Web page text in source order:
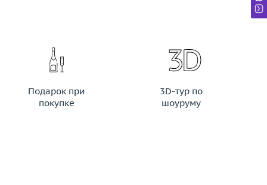
Подарок при
покупке
3D-тур по
шоуруму